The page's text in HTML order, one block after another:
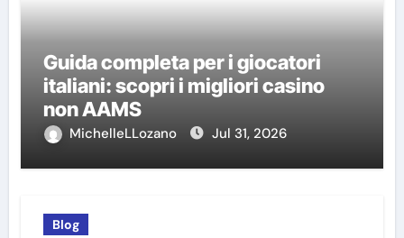
Guida completa per i giocatori
italiani: scopri i migliori casino
non AAMS
MichelleLLozano Jul 31, 2026
Blog